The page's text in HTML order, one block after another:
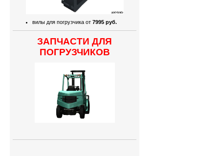
вилы для погрузчика от 7995 руб.
ЗАПЧАСТИ ДЛЯ
ПОГРУЗЧИКОВ